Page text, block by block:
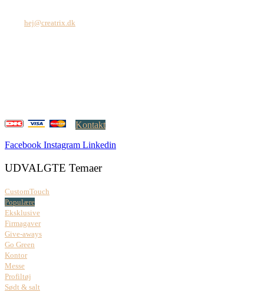
hej@creatrix.dk
Kontakt
Facebook Instagram Linkedin
UDVALGTE Temaer
CustomTouch
Populære
Eksklusive
Firmagaver
Give-aways
Go Green
Kontor
Messe
Profiltøj
Sødt & salt